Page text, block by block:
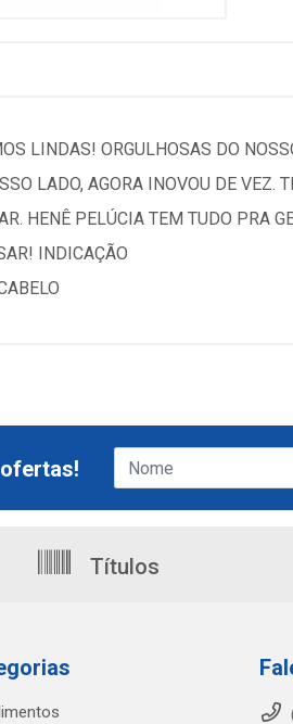
LINDAS! ORGULHOSAS DO
LADO, AGORA INOVOU DE
HENÊ PELÚCIA TEM TUDO PRA
INDICAÇÃO
Títulos